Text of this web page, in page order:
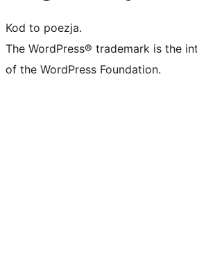
Kod to poezja.
The WordPress® trademark is the
of the WordPress Foundation.